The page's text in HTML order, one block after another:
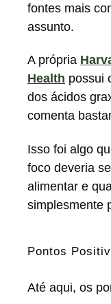
fontes mais
assunto.
A própria
Health possui
dos ácidos
comenta
Isso foi algo
foco deveria
alimentar e
simplesmente
Pontos
Até aqui, os